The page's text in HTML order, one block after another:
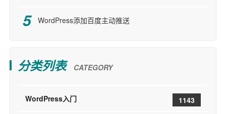
WordPress添加百度主动推送
分类列表 CATEGORY
WordPress入门 1143